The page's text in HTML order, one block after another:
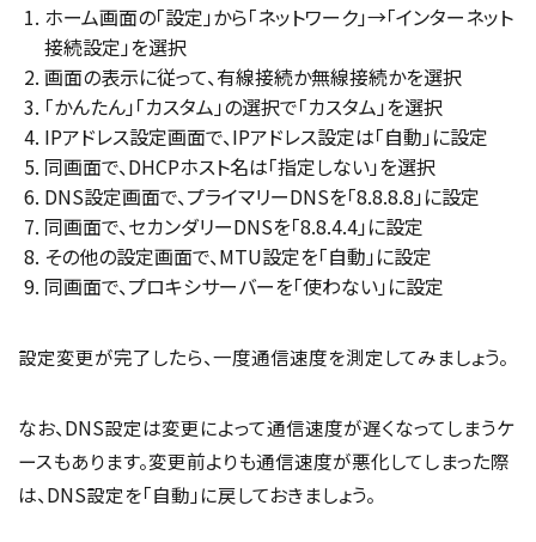
ホーム画面の「設定」から「ネットワーク」→「インターネット
接続設定」を選択
画面の表示に従って、有線接続か無線接続かを選択
「かんたん」「カスタム」の選択で「カスタム」を選択
IPアドレス設定画面で、IPアドレス設定は「自動」に設定
同画面で、DHCPホスト名は「指定しない」を選択
DNS設定画面で、プライマリーDNSを「8.8.8.8」に設定
同画面で、セカンダリーDNSを「8.8.4.4」に設定
その他の設定画面で、MTU設定を「自動」に設定
同画面で、プロキシサーバーを「使わない」に設定
設定変更が完了したら、一度通信速度を測定してみましょう。
なお、DNS設定は変更によって通信速度が遅くなってしまうケ
ースもあります。変更前よりも通信速度が悪化してしまった際
は、DNS設定を「自動」に戻しておきましょう。